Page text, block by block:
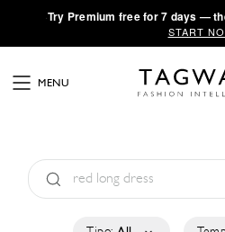
·Try Premium free for 7 days —
START
MENU